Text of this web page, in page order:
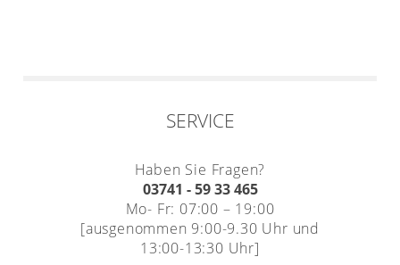
SERVICE
Haben Sie Fragen?
03741 - 59 33 465
Mo- Fr: 07:00 – 19:00
[ausgenommen 9:00-9.30 Uhr und
13:00-13:30 Uhr]